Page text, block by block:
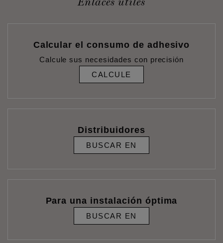
Calcular el consumo de adhesivo
Calcule sus necesidades con precisión
CALCULE
Distribuidores
BUSCAR EN
Para una instalación óptima
BUSCAR EN